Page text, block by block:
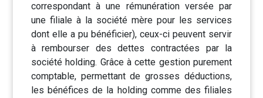
correspondant à une rémunération versée par
une filiale à la société mère pour les services
dont elle a pu bénéficier), ceux-ci peuvent servir
à rembourser des dettes contractées par la
société holding. Grâce à cette gestion purement
comptable, permettant de grosses déductions,
les bénéfices de la holding comme des filiales